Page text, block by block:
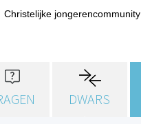
Christelijke jongerencommunity
DWARS